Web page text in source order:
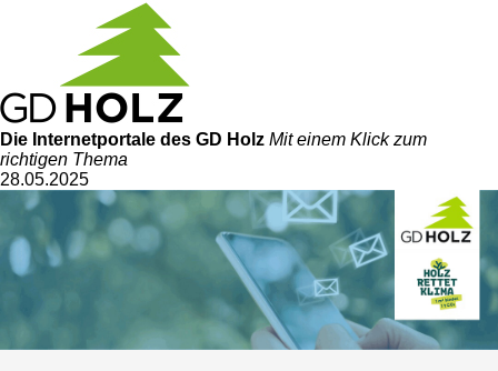
Die Internetportale des GD Holz Mit einem Klick zum
richtigen Thema
28.05.2025